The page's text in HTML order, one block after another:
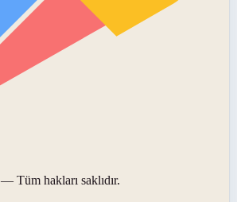
— Tüm hakları saklıdır.